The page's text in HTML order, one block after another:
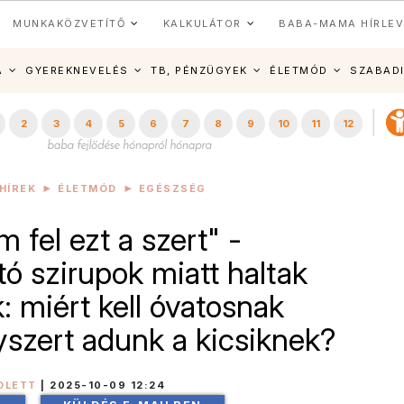
MUNKAKÖZVETÍTŐ KALKULÁTOR BABA-MAMA
GYEREKNEVELÉS TB, PÉNZÜGYEK ÉLETMÓD
2 3 4 5 6 7 8 9 10 11 12
ÉLETMÓD EGÉSZSÉG
fel ezt a szert" -
szirupok miatt haltak
miért kell óvatosnak
adunk a kicsiknek?
2025-10-09 12:24